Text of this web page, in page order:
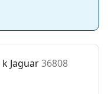
Jaguar36808